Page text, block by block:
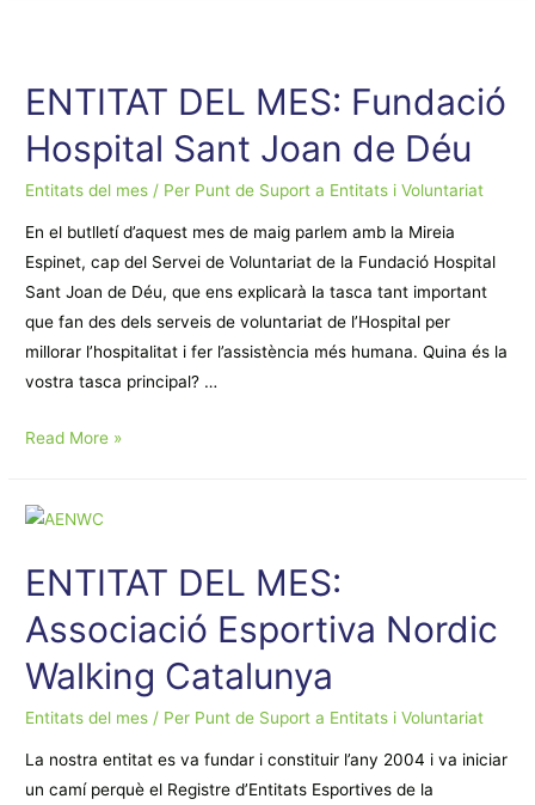
de
la
Música
de
Santa
Magdalena
ENTITAT DEL MES: Fundació
Hospital Sant Joan de Déu
Entitats del mes / Per Punt de Suport a Entitats i Voluntariat
En el butlletí d’aquest mes de maig parlem amb la Mireia
Espinet, cap del Servei de Voluntariat de la Fundació Hospital
Sant Joan de Déu, que ens explicarà la tasca tant important
que fan des dels serveis de voluntariat de l’Hospital per
millorar l’hospitalitat i fer l’assistència més humana. Quina és la
vostra tasca principal? …
ENTITAT
Fundació
Sant
Joan
de
Déu
Read More »
ENTITAT DEL MES:
Associació Esportiva Nordic
Walking Catalunya
Entitats del mes / Per Punt de Suport a Entitats i Voluntariat
La nostra entitat es va fundar i constituir l’any 2004 i va iniciar
un camí perquè el Registre d’Entitats Esportives de la